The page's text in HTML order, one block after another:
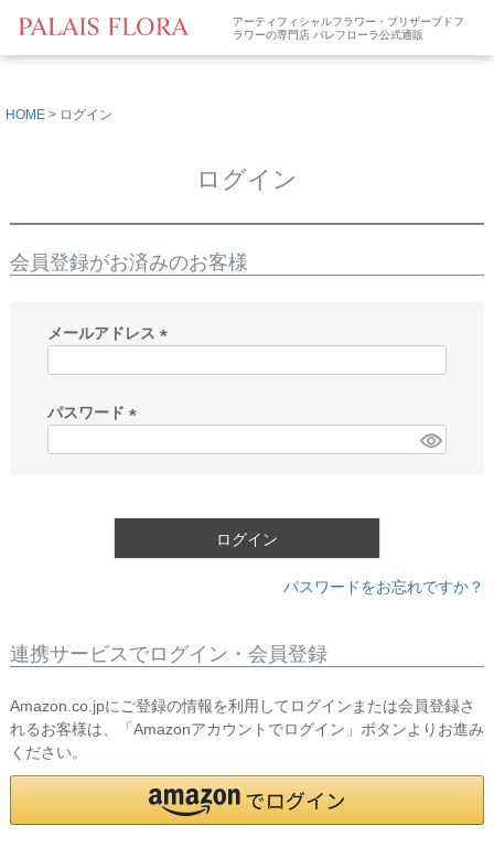
アーティフィシャルフラワー・プリザーブドフ
ラワーの専門店 パレフローラ公式通販
HOME ログイン
ログイン
会員登録がお済みのお客様
メールアドレス
)
パスワード
ログイン
パスワードをお忘れですか？
連携サービスでログイン・会員登録
Amazon.co.jpにご登録の情報を利用してログインまたは会員登録さ
れるお客様は、「Amazonアカウントでログイン」ボタンよりお進み
ください。